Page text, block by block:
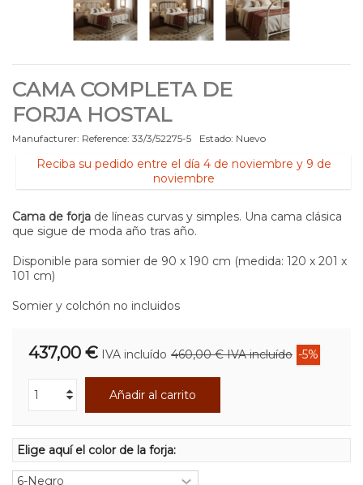
CAMA COMPLETA DE
FORJA HOSTAL
Manufacturer: Reference: 33/3/52275-5 Estado: Nuevo
Reciba su pedido entre el día 4 de noviembre y 9 de
noviembre
Cama de forja de líneas curvas y simples. Una cama clásica
que sigue de moda año tras año.
Disponible para somier de 90 x 190 cm (medida: 120 x 201 x
101 cm)
Somier y colchón no incluidos
437,00 € IVA incluído 460,00 €IVA incluído -5%
Añadir al carrito
Elige aquí el color de la forja: